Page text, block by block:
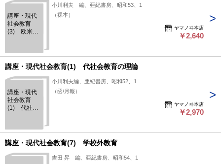
講座・現代
社会教育
(3) 欧米社
小川利夫 編、亜紀書房、昭和53、1
（裸本）
ヤマノヰ本店
￥2,640
講座・現代社会教育(1) 代社会教育の理論
講座・現代
社会教育
(1) 代社会
小川利夫編、亜紀書房、昭和52、1
（函/月報）
ヤマノヰ本店
￥2,970
講座・現代社会教育(7) 学校外教育
吉田 昇 編、亜紀書房、昭和54、1